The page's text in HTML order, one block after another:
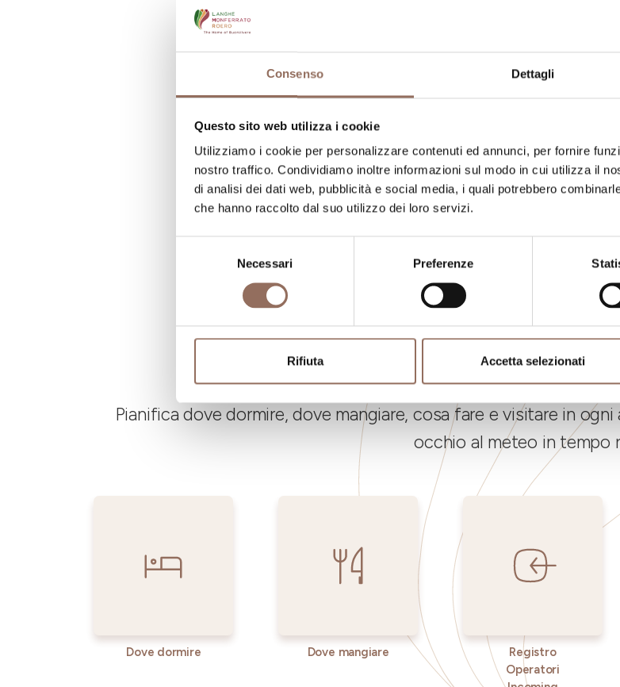
Consenso Dettagli
Questo sito web utilizza i cookie
Utilizziamo i cookie per personalizzare contenuti ed annunci, per fornire
nostro traffico. Condividiamo inoltre informazioni sul modo in cui utilizza il
di analisi dei dati web, pubblicità e social media, i quali potrebbero
che hanno raccolto dal suo utilizzo dei loro servizi.
Necessari Preferenze
Rifiuta Accetta selezionati
Numero di appartamenti:
Numero di bagni:
Numero letti:16
La tua
Pianifica dove dormire, dove mangiare, cosa fare e visitare in
occhio al meteo in tempo
Dove dormire Dove mangiare
Registro
Operatori